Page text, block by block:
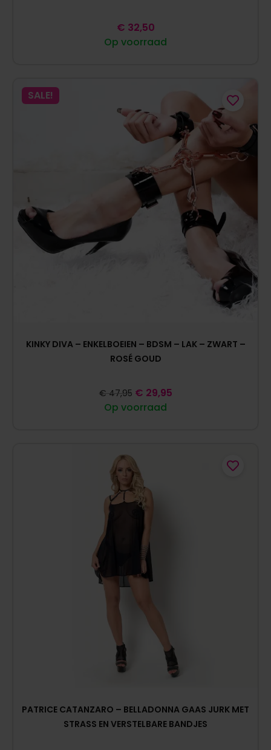
Op voorraad
€ 32,50
SALE!
KINKY DIVA – ENKELBOEIEN – BDSM – LAK – ZWART –
ROSÉ GOUD
Op voorraad
€ 47,95 € 29,95
PATRICE CATANZARO – BELLADONNA GAAS JURK MET
STRASS EN VERSTELBARE BANDJES